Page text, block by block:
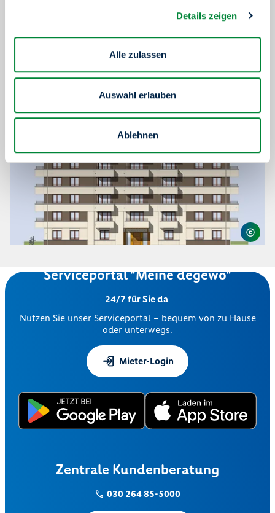
Details zeigen
Alle zulassen
Auswahl erlauben
Ablehnen
STEPHAN HÖHNE
Serviceportal "Meine degewo"
24/7 für Sie da
Nutzen Sie unser Serviceportal – bequem von zu Hause
oder unterwegs.
Mieter-Login
Zentrale Kundenberatung
030 264 85-5000